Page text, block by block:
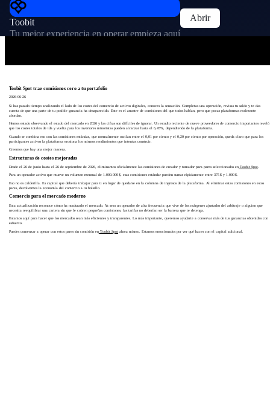
Toobit
Tu mejor experiencia en operar empieza aquí
Abrir
Toobit Spot trae comisiones cero a tu portafolio
2026-06-26
Si has pasado tiempo analizando el lado de los costes del comercio de activos digitales, conoces la sensación. Completas una operación, revisas tu saldo y te das
cuenta de que una parte de tu posible ganancia ha desaparecido. Este es el arrastre de comisiones del que todos hablan, pero que pocas plataformas realmente
abordan.
Hemos estado observando el estado del mercado en 2026 y las cifras son difíciles de ignorar. Un estudio reciente de nueve proveedores de comercio importantes reveló
que los costes totales de ida y vuelta para los inversores minoristas pueden alcanzar hasta el 6,45%, dependiendo de la plataforma.
Cuando se combina eso con las comisiones estándar, que normalmente oscilan entre el 0,01 por ciento y el 0,20 por ciento por operación, queda claro que para los
participantes activos la plataforma erosiona los mismos rendimientos que intentas construir.
Creemos que hay una mejor manera.
Estructuras de costes mejoradas
Desde el 26 de junio hasta el 26 de septiembre de 2026, eliminamos oficialmente las comisiones de creador y tomador para pares seleccionados en Toobit Spot.
Para un operador activo que mueve un volumen mensual de 1.000.000 $, esas comisiones estándar pueden sumar rápidamente entre 375 $ y 1.000 $.
Eso no es calderilla. Es capital que debería trabajar para ti en lugar de quedarse en la columna de ingresos de la plataforma. Al eliminar estas comisiones en estos
pares, devolvemos la economía del comercio a tu bolsillo.
Comercio para el mercado moderno
Esta actualización reconoce cómo ha madurado el mercado. Ya seas un operador de alta frecuencia que vive de los márgenes ajustados del arbitraje o alguien que
necesita reequilibrar una cartera sin que le cobren pequeñas comisiones, las tarifas no deberían ser la barrera que te detenga.
Estamos aquí para hacer que los mercados sean más eficientes y transparentes. Lo más importante, queremos ayudarte a conservar más de tus ganancias obtenidas con
esfuerzo.
Puedes comenzar a operar con estos pares sin comisión en Toobit Spotahora mismo. Estamos emocionados por ver qué haces con el capital adicional.